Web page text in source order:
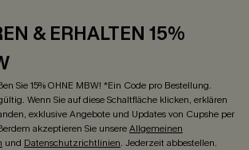
& ERHALTEN 15%
Sie 15% OHNE MBW! *Ein Code pro Bestellung.
Wenn Sie auf diese Schaltfläche klicken, erklären
exklusive Angebote und Updates von Cupshe per
akzeptieren Sie unsereAllgemeinen
und Datenschutzrichtlinien. Jederzeit abbestellen.